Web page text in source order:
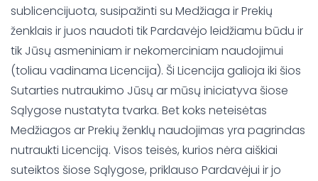
sublicencijuota, susipažinti su Medžiaga ir Prekių
ženklais ir juos naudoti tik Pardavėjo leidžiamu būdu ir
tik Jūsų asmeniniam ir nekomerciniam naudojimui
(toliau vadinama Licencija). Ši Licencija galioja iki šios
Sutarties nutraukimo Jūsų ar mūsų iniciatyva šiose
Sąlygose nustatyta tvarka. Bet koks neteisėtas
Medžiagos ar Prekių ženklų naudojimas yra pagrindas
nutraukti Licenciją. Visos teisės, kurios nėra aiškiai
suteiktos šiose Sąlygose, priklauso Pardavėjui ir jo